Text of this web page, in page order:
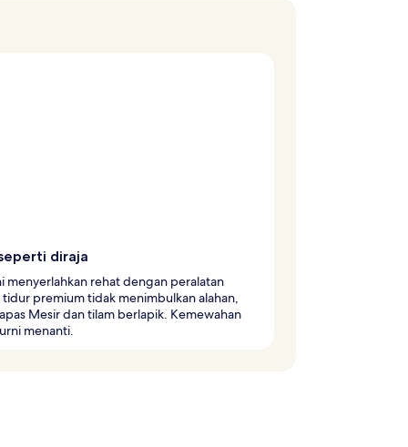
diraja
menyerlahkan rehat dengan peralatan
premium tidak menimbulkan alahan,
Mesir dan tilam berlapik. Kemewahan
menanti.